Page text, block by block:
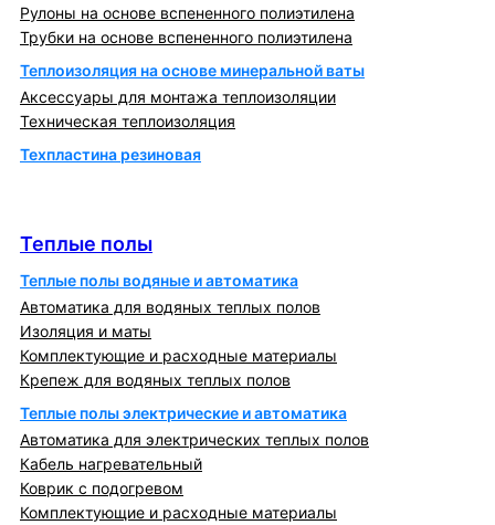
Рулоны на основе вспененного полиэтилена
Трубки на основе вспененного полиэтилена
Теплоизоляция на основе минеральной ваты
Аксессуары для монтажа теплоизоляции
Техническая теплоизоляция
Техпластина резиновая
Теплые полы
Теплые полы водяные и автоматика
Автоматика для водяных теплых полов
Изоляция и маты
Комплектующие и расходные материалы
Крепеж для водяных теплых полов
Теплые полы электрические и автоматика
Автоматика для электрических теплых полов
Кабель нагревательный
Коврик с подогревом
Комплектующие и расходные материалы